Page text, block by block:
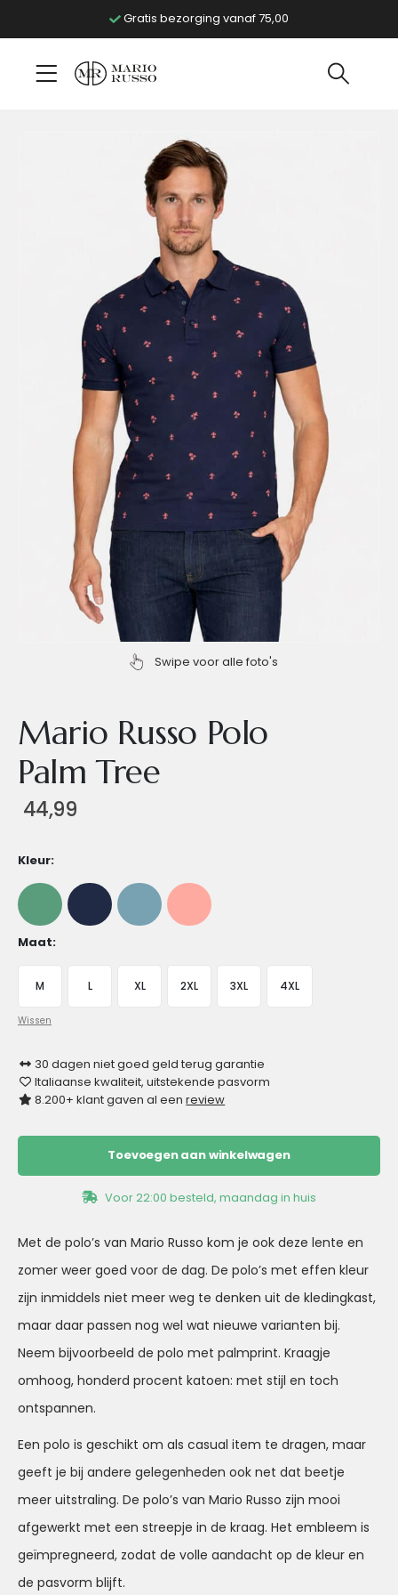
Gratis bezorging vanaf 75,00
Swipe voor alle foto's
Mario Russo Polo
Palm Tree
44,99
Kleur
Maat
M L XL 2XL 3XL 4XL
Wissen
30 dagen niet goed geld terug garantie
Italiaanse kwaliteit, uitstekende pasvorm
8.200+ klant gaven al eenreview
Toevoegen aan winkelwagen
Voor 22:00 besteld, maandag in huis
Met de polo’s van Mario Russo kom je ook deze lente en
zomer weer goed voor de dag. De polo’s met effen kleur
zijn inmiddels niet meer weg te denken uit de kledingkast,
maar daar passen nog wel wat nieuwe varianten bij.
Neem bijvoorbeeld de polo met palmprint. Kraagje
omhoog, honderd procent katoen: met stijl en toch
ontspannen.
Een polo is geschikt om als casual item te dragen, maar
geeft je bij andere gelegenheden ook net dat beetje
meer uitstraling. De polo’s van Mario Russo zijn mooi
afgewerkt met een streepje in de kraag. Het embleem is
geïmpregneerd, zodat de volle aandacht op de kleur en
de pasvorm blijft.